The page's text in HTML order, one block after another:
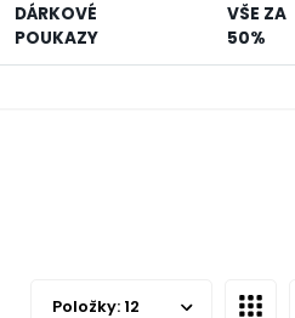
DÁRKOVÉ
POUKAZY
VŠE ZA
50%
Položky: 12